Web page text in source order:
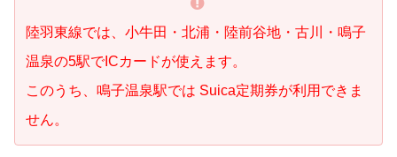
陸羽東線では、小牛田・北浦・陸前谷地・古川・鳴子
温泉の5駅でICカードが使えます。
このうち、鳴子温泉駅では Suica定期券が利用できま
せん。